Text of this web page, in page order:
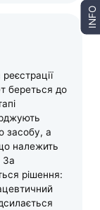
береться до
засобу, а
належить
За
рішення:
INFO